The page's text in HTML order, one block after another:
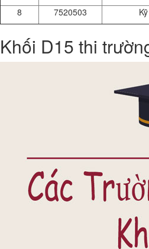
8
7520503
Khối D15 thi